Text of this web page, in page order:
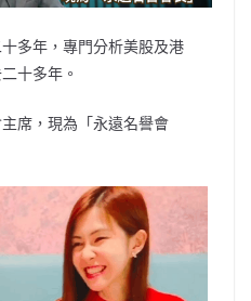
多年，專門分析美股及港
十多年。
席，現為「永遠名譽會